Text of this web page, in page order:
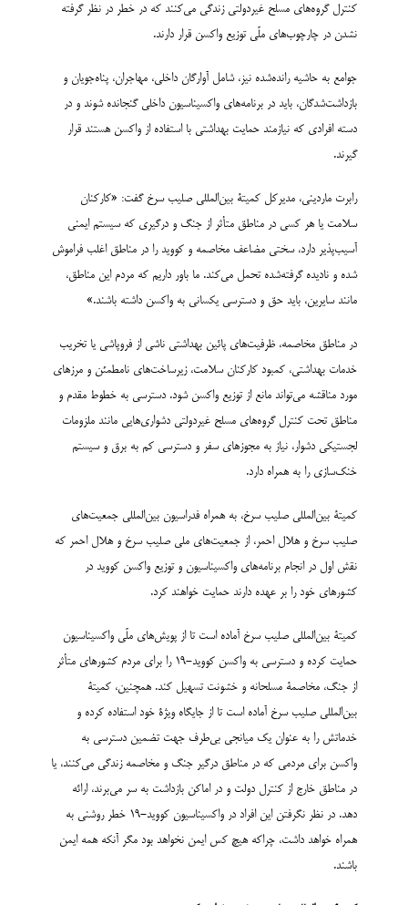
کنترل گروه‌های مسلح غیردولتی زندگی می‌کنند که در خطر در نظر گرفته
نشدن در چارچوب‌های ملّی توزیع واکسن قرار دارند.
جوامع به حاشیه رانده‌شده نیز، شامل آوارگان داخلی، مهاجران، پناه‌جویان و
بازداشت‌شدگان، باید در برنامه‌های واکسیناسیون داخلی گنجانده شوند و در
دسته افرادی که نیازمند حمایت بهداشتی با استفاده از واکسن هستند قرار
گیرند.
رابرت ماردینی، مدیرکل کمیتۀ بین‌المللی صلیب سرخ گفت: «کارکنان
سلامت یا هر کسی در مناطق متأثر از جنگ و درگیری که سیستم ایمنی
آسیب‌پذیر دارد، سختی مضاعف مخاصمه و کووید را در مناطق اغلب فراموش
شده و نادیده گرفته‌شده تحمل می‌کند. ما باور داریم که مردم این مناطق،
مانند سایرین، باید حق و دسترسی یکسانی به واکسن داشته باشند.»
در مناطق مخاصمه، ظرفیت‌های پائین بهداشتی ناشی از فروپاشی یا تخریب
خدمات بهداشتی، کمبود کارکنان سلامت، زیرساخت‌های نامطمئن و مرزهای
مورد مناقشه می‌تواند مانع از توزیع واکسن شود. دسترسی به خطوط مقدم و
مناطق تحت کنترل گروه‌های مسلح غیردولتی دشواری‌هایی مانند ملزومات
لجستیکی دشوار، نیاز به مجوزهای سفر و دسترسی کم به برق و سیستم
خنک‌سازی را به همراه دارد.
کمیتۀ بین‌المللی صلیب سرخ، به همراه فدراسیون بین‌المللی جمعیت‌های
صلیب سرخ و هلال احمر، از جمعیت‌های ملی صلیب سرخ و هلال احمر که
نقش اول در انجام برنامه‌های واکسیناسیون و توزیع واکسن کووید در
کشورهای خود را بر عهده دارند حمایت خواهند کرد.
کمیتۀ بین‌المللی صلیب سرخ آماده است تا از پویش‌های ملّی واکسیناسیون
حمایت کرده و دسترسی به واکسن کووید-19 را برای مردم کشورهای متأثر
از جنگ، مخاصمۀ مسلحانه و خشونت تسهیل کند. همچنین، کمیتۀ
بین‌المللی صلیب سرخ آماده است تا از جایگاه ویژۀ خود استفاده کرده و
خدماتش را به عنوان یک میانجی بی‌طرف جهت تضمین دسترسی به
واکسن برای مردمی که در مناطق درگیر جنگ و مخاصمه زندگی می‌کنند، یا
در مناطق خارج از کنترل دولت و در اماکن بازداشت به سر می‌برند، ارائه
دهد. در نظر نگرفتن این افراد در واکسیناسیون کووید-19 خطر روشنی به
همراه خواهد داشت، چراکه هیچ کس ایمن نخواهد بود مگر آنکه همه ایمن
باشند.